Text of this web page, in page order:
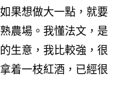
果想做大一點，就要
農場。我懂法文，是
生意，我比較強，很
着一枝紅酒，已經很